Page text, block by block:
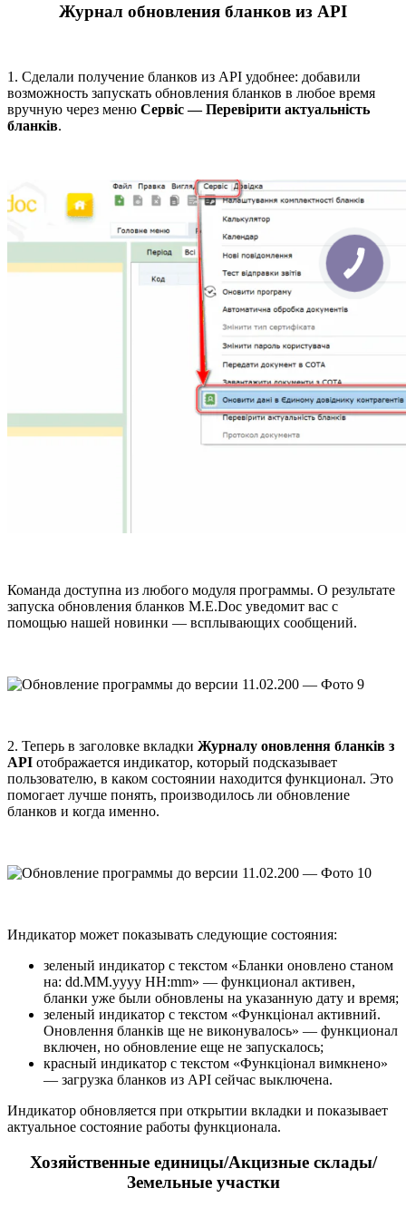
Журнал обновления бланков из API
1. Сделали получение бланков из API удобнее: добавили
возможность запускать обновления бланков в любое время
вручную через меню Сервіс — Перевірити актуальність
бланків.
Команда доступна из любого модуля программы. О результате
запуска обновления бланков M.E.Doc уведомит вас с
помощью нашей новинки — всплывающих сообщений.
2. Теперь в заголовке вкладки Журналу оновлення бланків з
API отображается индикатор, который подсказывает
пользователю, в каком состоянии находится функционал. Это
помогает лучше понять, производилось ли обновление
бланков и когда именно.
Индикатор может показывать следующие состояния:
зеленый индикатор с текстом «Бланки оновлено станом
на: dd.MM.yyyy HH:mm» — функционал активен,
бланки уже были обновлены на указанную дату и время;
зеленый индикатор с текстом «Функціонал активний.
Оновлення бланків ще не виконувалось» — функционал
включен, но обновление еще не запускалось;
красный индикатор с текстом «Функціонал вимкнено»
— загрузка бланков из API сейчас выключена.
Индикатор обновляется при открытии вкладки и показывает
актуальное состояние работы функционала.
Хозяйственные единицы/Акцизные склады/
Земельные участки